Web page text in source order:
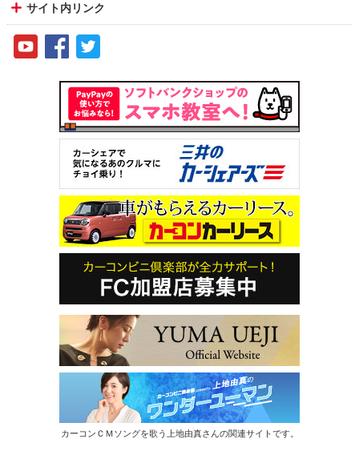
サイト内リンク
カーコンＣＭソングを歌う上地由真さんの関連サイトです。